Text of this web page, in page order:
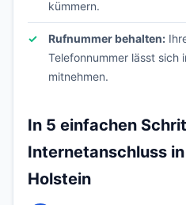
kümmern.
Rufnummer behalten:
Telefonnummer lässt sich
mitnehmen.
In 5 einfachen
Internetanschluss
Holstein